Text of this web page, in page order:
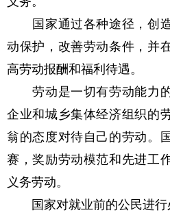
国家通过各种途径，创造
动保护，改善劳动条件，并
高劳动报酬和福利待遇。
劳动是一切有劳动能力的
企业和城乡集体经济组织的
翁的态度对待自己的劳动。
赛，奖励劳动模范和先进工
义务劳动。
国家对就业前的公民进行